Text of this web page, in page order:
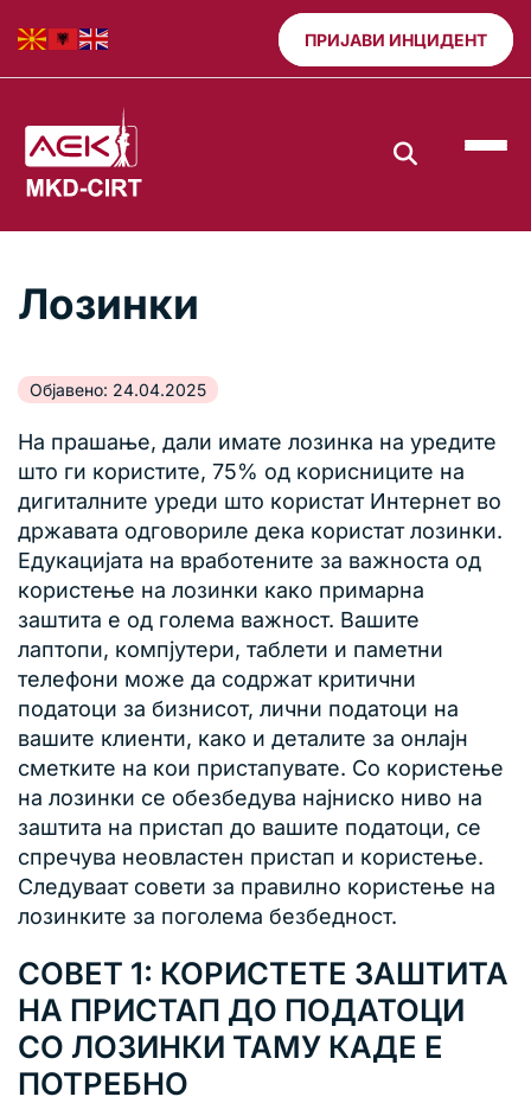
ПРИЈАВИ ИНЦИДЕНТ
Лозинки
Објавено: 24.04.2025
На прашање, дали имате лозинка на уредите
што ги користите, 75% од корисниците на
дигиталните уреди што користат Интернет во
државата одговориле дека користат лозинки.
Едукацијата на вработените за важноста од
користење на лозинки како примарна
заштита е од голема важност. Вашите
лаптопи, компјутери, таблети и паметни
телефони може да содржат критични
податоци за бизнисот, лични податоци на
вашите клиенти, како и деталите за онлајн
сметките на кои пристапувате. Со користење
на лозинки се обезбедува најниско ниво на
заштита на пристап до вашите податоци, се
спречува неовластен пристап и користење.
Следуваат совети за правилно користење на
лозинките за поголема безбедност.
СОВЕТ 1: КОРИСТЕТЕ ЗАШТИТА
НА ПРИСТАП ДО ПОДАТОЦИ
СО ЛОЗИНКИ ТАМУ КАДЕ Е
ПОТРЕБНО